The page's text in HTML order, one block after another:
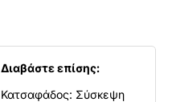
Διαβάστε επίσης:
Κατσαφάδος: Σύσκεψη